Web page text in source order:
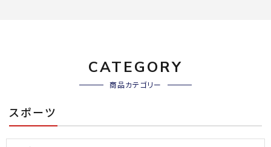
CATEGORY
商品カテゴリー
スポーツ